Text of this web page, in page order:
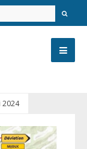
2024